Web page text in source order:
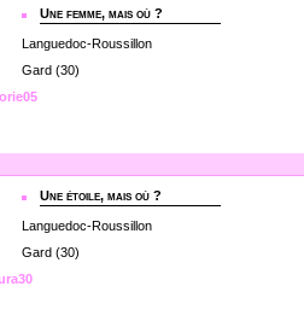
Une femme, mais où ?
Languedoc-Roussillon
Gard (30)
Une étoile, mais où ?
Languedoc-Roussillon
Gard (30)